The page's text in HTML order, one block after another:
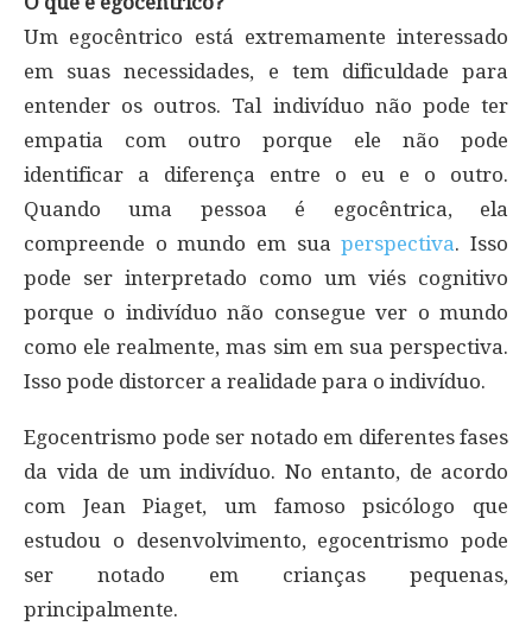
Um egocêntrico está extremamente interessado
em suas necessidades, e tem dificuldade para
entender os outros. Tal indivíduo não pode ter
empatia com outro porque ele não pode
identificar a diferença entre o eu e o outro.
Quando uma pessoa é egocêntrica, ela
compreende o mundo em suaperspectiva. Isso
pode ser interpretado como um viés cognitivo
porque o indivíduo não consegue ver o mundo
como ele realmente, mas sim em sua perspectiva.
Isso pode distorcer a realidade para o indivíduo.
Egocentrismo pode ser notado em diferentes fases
da vida de um indivíduo. No entanto, de acordo
com Jean Piaget, um famoso psicólogo que
estudou o desenvolvimento, egocentrismo pode
ser notado em crianças pequenas,
principalmente.